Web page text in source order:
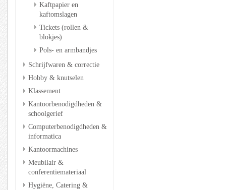
Kaftpapier en
kaftomslagen
Tickets (rollen &
blokjes)
Pols- en armbandjes
Schrijfwaren & correctie
Hobby & knutselen
Klassement
Kantoorbenodigdheden &
schoolgerief
Computerbenodigdheden &
informatica
Kantoormachines
Meubilair &
conferentiemateriaal
Hygiëne, Catering &